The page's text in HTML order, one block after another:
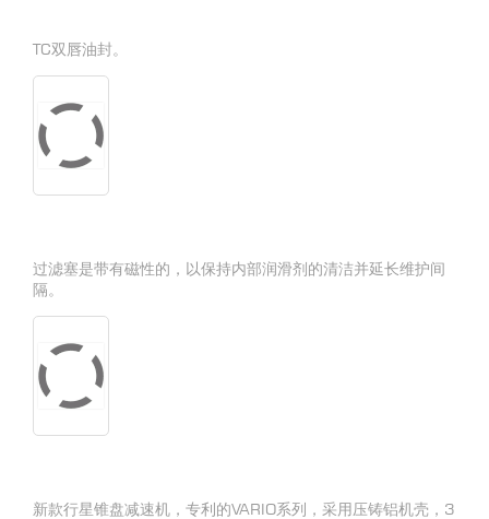
TC双唇油封。
过滤塞是带有磁性的，以保持内部润滑剂的清洁并延长维护间
隔。
新款行星锥盘减速机，专利的VARIO系列，采用压铸铝机壳，3